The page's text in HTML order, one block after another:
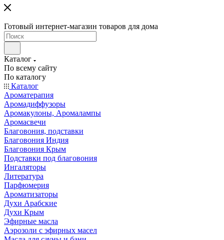
Готовый интернет-магазин товаров для дома
Каталог
По всему сайту
По каталогу
Каталог
Ароматерапия
Аромадиффузоры
Аромакулоны, Аромалампы
Аромасвечи
Благовония, подставки
Благовония Индия
Благовония Крым
Подставки под благовония
Ингаляторы
Литература
Парфюмерия
Ароматизаторы
Духи Арабские
Духи Крым
Эфирные масла
Аэрозоли с эфирных масел